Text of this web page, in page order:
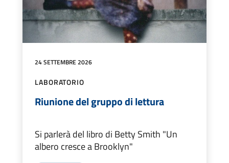
24 SETTEMBRE 2026
LABORATORIO
Riunione del gruppo di lettura
Si parlerà del libro di Betty Smith "Un
albero cresce a Brooklyn"